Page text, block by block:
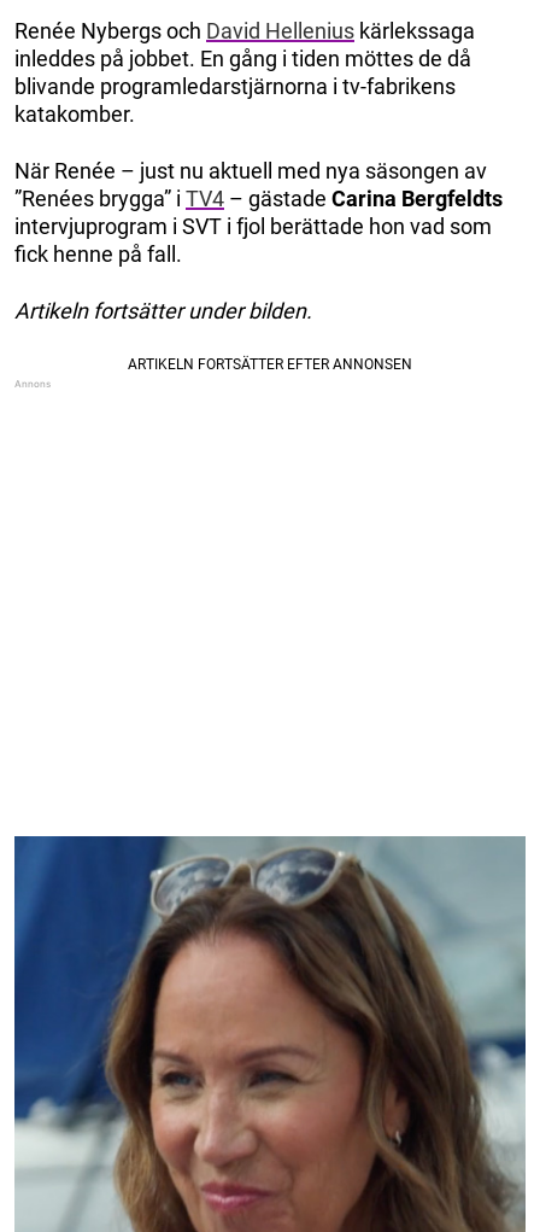
Renée Nybergs och David Hellenius kärlekssaga
inleddes på jobbet. En gång i tiden möttes de då
blivande programledarstjärnorna i tv-fabrikens
katakomber.
När Renée – just nu aktuell med nya säsongen av
”Renées brygga” i TV4 – gästade Carina Bergfeldts
intervjuprogram i SVT i fjol berättade hon vad som
fick henne på fall.
Artikeln fortsätter under bilden.